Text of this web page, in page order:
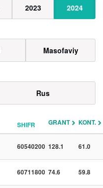
2023 2024
Masofaviy
Rus
SHIFR GRANT KONT.
60540200 128.1 61.0
60711800 74.6 59.8